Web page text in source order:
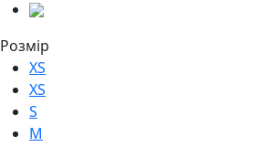
Розмір
XS
XS
S
M